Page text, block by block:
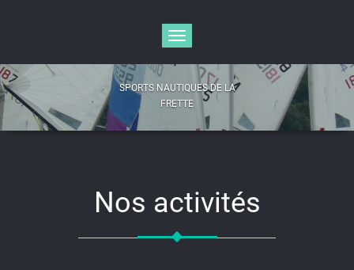
Toggle navigation
SPORTS NAUTIQUES DE LA
FRETTE
Nos activités